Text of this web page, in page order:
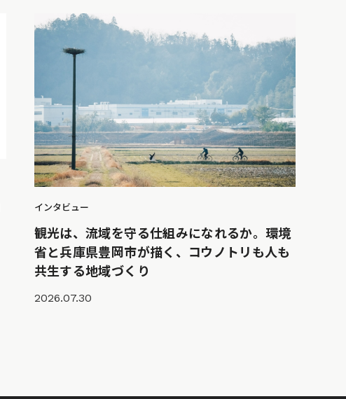
インタビュー
観光は、流域を守る仕組みになれるか。環境
省と兵庫県豊岡市が描く、コウノトリも人も
共生する地域づくり
2026.07.30